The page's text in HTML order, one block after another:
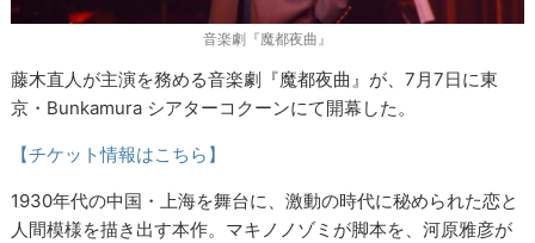
音楽劇『魔都夜曲』
藤木直人が主演を務める音楽劇『魔都夜曲』が、7月7日に東
京・Bunkamura シアターコクーンにて開幕した。
【チケット情報はこちら】
1930年代の中国・上海を舞台に、激動の時代に秘められた恋と
人間模様を描き出す本作。マキノノゾミが脚本を、河原雅彦が